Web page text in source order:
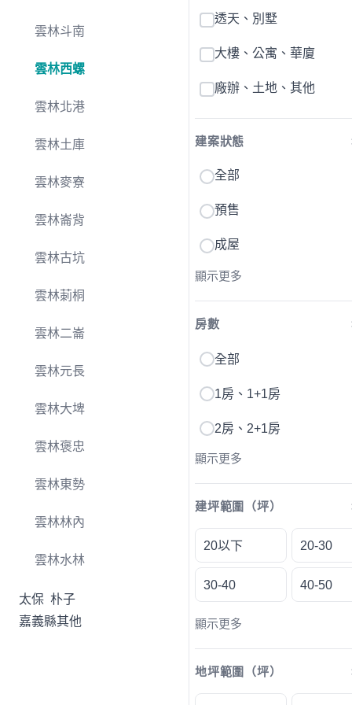
雲林斗南
雲林西螺
雲林北港
雲林土庫
雲林麥寮
雲林崙背
雲林古坑
雲林莿桐
雲林二崙
雲林元長
雲林大埤
雲林褒忠
雲林東勢
雲林林內
雲林水林
太保 朴子
嘉義縣其他
透天、別墅
大樓、公寓、華廈
廠辦、土地、其他
建案狀態
全部
預售
成屋
顯示更多
房數
全部
1房、1+1房
2房、2+1房
顯示更多
建坪範圍（坪）
20以下 20-30
30-40 40-50
顯示更多
地坪範圍（坪）